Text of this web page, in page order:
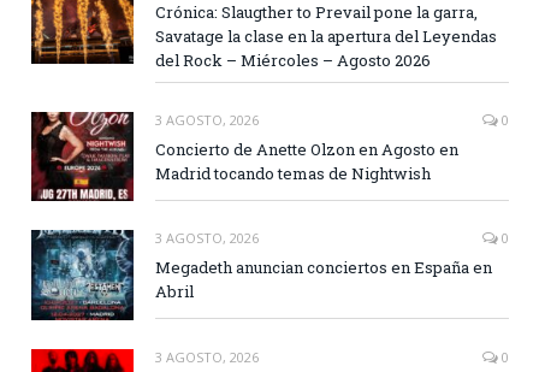
Crónica: Slaugther to Prevail pone la garra,
Savatage la clase en la apertura del Leyendas
del Rock – Miércoles – Agosto 2026
3 AGOSTO, 2026 0
Concierto de Anette Olzon en Agosto en
Madrid tocando temas de Nightwish
3 AGOSTO, 2026 0
Megadeth anuncian conciertos en España en
Abril
3 AGOSTO, 2026 0